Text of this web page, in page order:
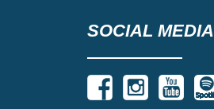
SOCIAL MEDIA